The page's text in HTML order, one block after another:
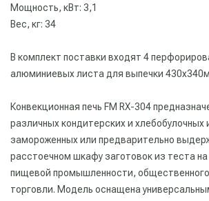
Мощность, кВт: 3,1
Вес, кг: 34
В комплект поставки входят 4
алюминиевых листа для выпечки
Конвекционная печь FM RX-304
различных кондитерских и хлебобулочных
замороженных или предварительно
расстоечном шкафу заготовок из теста
пищевой промышленности, общественного
торговли. Модель оснащена